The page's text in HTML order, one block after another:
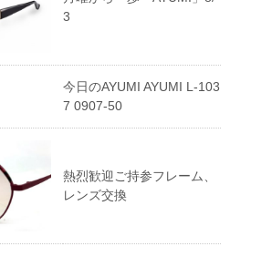
3
今日のAYUMI AYUMI L-103
7 0907-50
熱烈歓迎ご持参フレーム、
レンズ交換